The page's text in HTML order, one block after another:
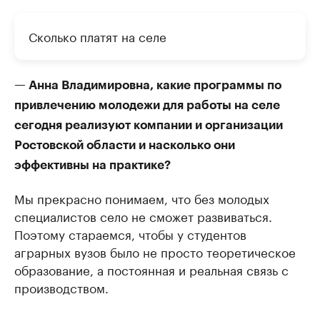
Сколько платят на селе
— Анна Владимировна, какие программы по
привлечению молодежи для работы на селе
сегодня реализуют компании и организации
Ростовской области и насколько они
эффективны на практике?
Мы прекрасно понимаем, что без молодых
специалистов село не сможет развиваться.
Поэтому стараемся, чтобы у студентов
аграрных вузов было не просто теоретическое
образование, а постоянная и реальная связь с
производством.